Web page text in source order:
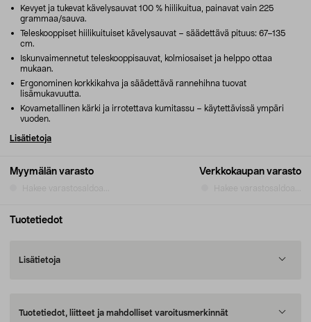
Myymälän varasto Verkkokaupan varasto
Kevyet ja tukevat kävelysauvat 100 % hiilikuitua, painavat vain 225
grammaa/sauva.
Teleskooppiset hiilikuituiset kävelysauvat – säädettävä pituus: 67–135
cm.
Iskunvaimennetut teleskooppisauvat, kolmiosaiset ja helppo ottaa
mukaan.
Ergonominen korkkikahva ja säädettävä rannehihna tuovat
lisämukavuutta.
Kovametallinen kärki ja irrotettava kumitassu – käytettävissä ympäri
vuoden.
Lisätietoja
Tuotetiedot
Lisätietoja
Tuotetiedot, liitteet ja mahdolliset varoitusmerkinnät